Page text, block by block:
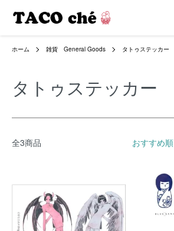
ホーム 雑貨 General Goods タトゥステッカー
タトゥステッカー
全3商品 おすすめ順